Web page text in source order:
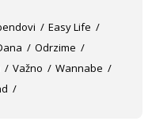
Easy Life
Odrzime
Važno
Wannabe